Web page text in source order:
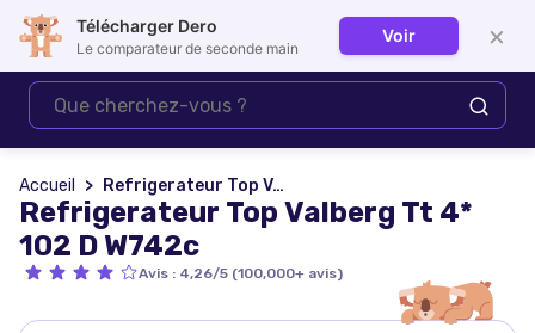
Se connecter
Accueil Refrigerateur Top Valberg Tt 4* 102 D W742c
Refrigerateur Top Valberg Tt 4*
102 D W742c
Avis : 4,26/5 (100,000+ avis)
Télécharger Dero
Le comparateur de seconde main
Voir ×